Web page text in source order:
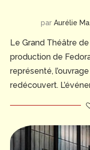
par Aurélie
Le Grand Théâtre
production de
représenté,
redécouvert.